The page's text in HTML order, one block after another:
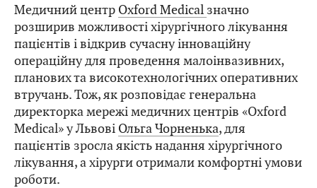
Медичний центр Oxford Medical значно
розширив можливості хірургічного лікування
пацієнтів і відкрив сучасну інноваційну
операційну для проведення малоінвазивних,
планових та високотехнологічних оперативних
втручань. Тож, як розповідає генеральна
директорка мережі медичних центрів «Oxford
Medical» у Львові Ольга Чорненька, для
пацієнтів зросла якість надання хірургічного
лікування, а хірурги отримали комфортні умови
роботи.